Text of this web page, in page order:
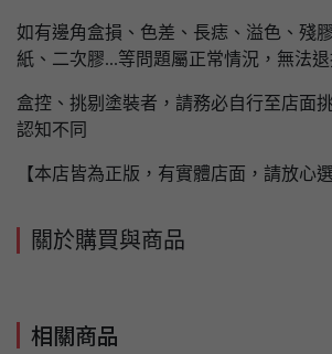
如有邊角盒損、色差、長痣、溢色、殘
紙、二次膠...等問題屬正常情況，無法
盒控、挑剔塗裝者，請務必自行至店面
認知不同
【本店皆為正版，有實體店面，請放心選
關於購買與商品
相關商品